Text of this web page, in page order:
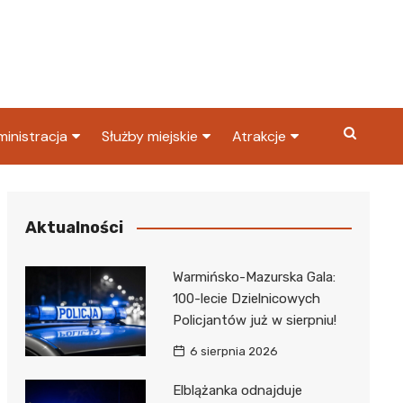
Skarbowy
Służby miejskie
Policja
Atrakcje
Aktualności
Warmińsko-Mazurska Gala:
100-lecie Dzielnicowych
Policjantów już w sierpniu!
6 sierpnia 2026
Elblążanka odnajduje